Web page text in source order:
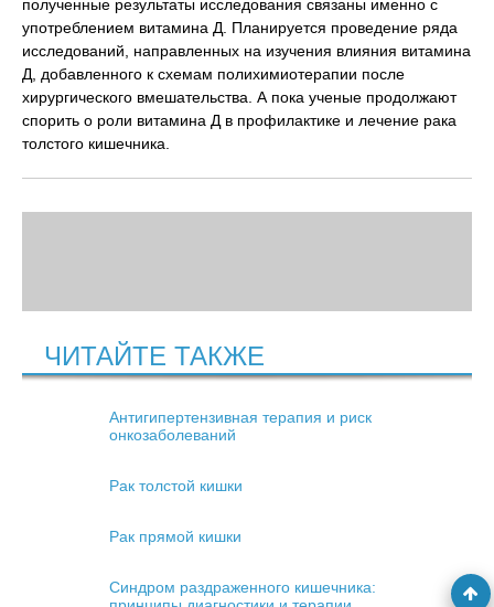
полученные результаты исследования связаны именно с
употреблением витамина Д. Планируется проведение ряда
исследований, направленных на изучения влияния витамина
Д, добавленного к схемам полихимиотерапии после
хирургического вмешательства. А пока ученые продолжают
спорить о роли витамина Д в профилактике и лечение рака
толстого кишечника.
ЧИТАЙТЕ ТАКЖЕ
Антигипертензивная терапия и риск
онкозаболеваний
Рак толстой кишки
Рак прямой кишки
Синдром раздраженного кишечника: